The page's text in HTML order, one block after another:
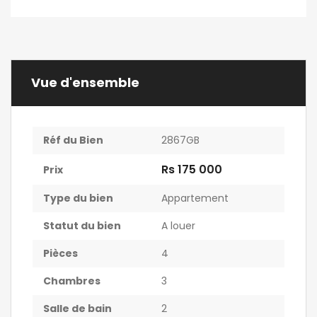
Vue d'ensemble
Réf du Bien 2867GB
Prix Rs 175 000
Type du bien
Appartement
Statut du bien
A louer
Pièces
4
Chambres
3
Salle de bain
2